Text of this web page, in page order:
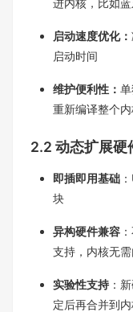
启动速度优化：
启动时间​
维护便利性：
重新编译整个
2.2 动态扩展硬
即插即用基础
块​
异构硬件兼容
支持，内核无
实验性支持 ：
定后再合并到